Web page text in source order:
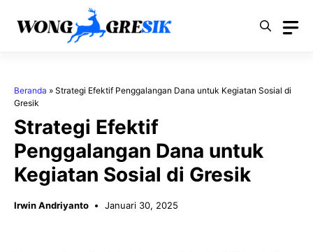
Beranda » Strategi Efektif Penggalangan Dana untuk Kegiatan Sosial di
Gresik
Strategi Efektif
Penggalangan Dana untuk
Kegiatan Sosial di Gresik
Irwin Andriyanto Januari 30, 2025